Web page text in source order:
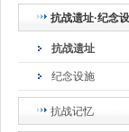
抗战遗址·纪念
抗战遗址
纪念设施
抗战记忆